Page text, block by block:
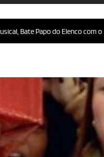
do Elenco com o Público e